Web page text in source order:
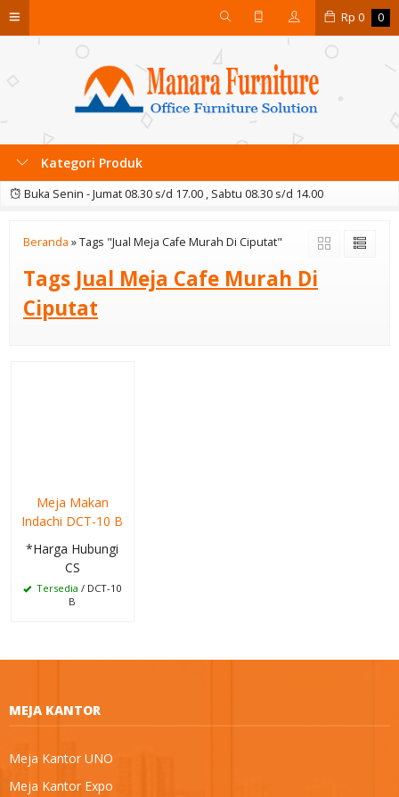
Rp 0 0
Kategori Produk
Buka Senin - Jumat 08.30 s/d 17.00 , Sabtu 08.30 s/d 14.00
Beranda »Tags "Jual Meja Cafe Murah Di Ciputat"
Tags Jual Meja Cafe Murah Di
Ciputat
Meja Makan
Indachi DCT-10 B
*Harga Hubungi
CS
Tersedia / DCT-10
B
MEJA KANTOR
Meja Kantor UNO
Meja Kantor Expo